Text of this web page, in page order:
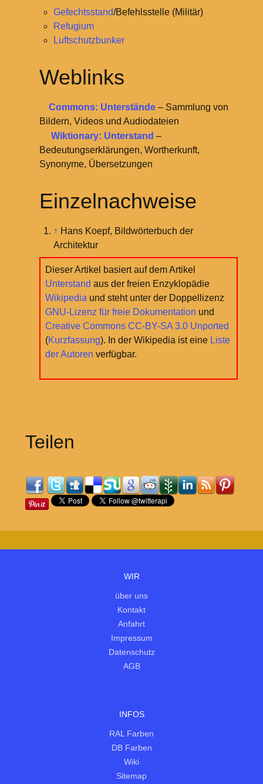
Gefechtsstand/Befehlsstelle (Militär)
Refugium
Luftschutzbunker
Weblinks
Commons: Unterstände– Sammlung von
Bildern, Videos und Audiodateien
Wiktionary: Unterstand –
Bedeutungserklärungen, Wortherkunft,
Synonyme, Übersetzungen
Einzelnachweise
↑ Hans Koepf, Bildwörterbuch der
Architektur
Dieser Artikel basiert auf dem Artikel
Unterstand aus der freien Enzyklopädie
Wikipedia und steht unter der Doppellizenz
GNU-Lizenz für freie Dokumentation und
Creative Commons CC-BY-SA 3.0 Unported
(Kurzfassung). In der Wikipedia ist eine Liste
der Autoren verfügbar.
Teilen
WIR
über uns
Kontakt
Anfahrt
Impressum
Datenschutz
AGB
INFOS
RAL Farben
DB Farben
Wiki
Sitemap